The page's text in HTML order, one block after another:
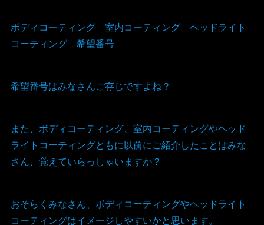
ボディコーティング 室内コーティング ヘッドライト
コーティング 希望番号
希望番号はみなさんご存じですよね？
また、ボディコーティング、室内コーティングやヘッド
ライトコーティングともに以前にご紹介したことはみな
さん、覚えていらっしゃいますか？
おそらくみなさん、ボディコーティングやヘッドライト
コーティングはイメージしやすいかと思います。